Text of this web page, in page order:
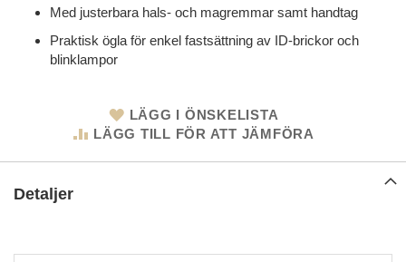
Med justerbara hals- och magremmar samt handtag
Praktisk ögla för enkel fastsättning av ID-brickor och
blinklampor
LÄGG I ÖNSKELISTA
LÄGG TILL FÖR ATT JÄMFÖRA
Detaljer